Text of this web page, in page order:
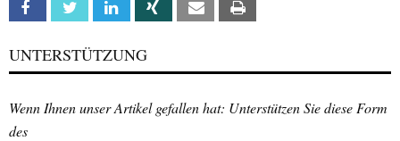
Facebook Twitter Linkedin Xing Email
UNTERSTÜTZUNG
Wenn Ihnen unser Artikel gefallen hat: Unterstützen Sie diese Form
des